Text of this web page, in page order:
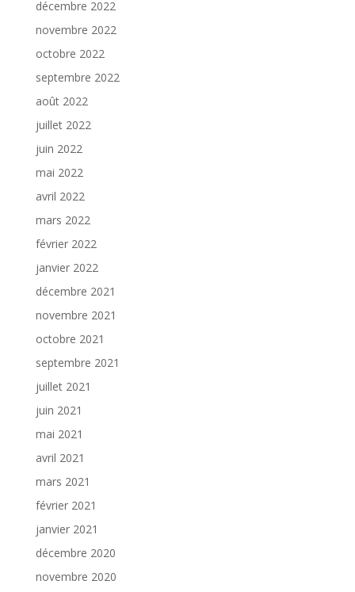
décembre 2022
novembre 2022
octobre 2022
septembre 2022
août 2022
juillet 2022
juin 2022
mai 2022
avril 2022
mars 2022
février 2022
janvier 2022
décembre 2021
novembre 2021
octobre 2021
septembre 2021
juillet 2021
juin 2021
mai 2021
avril 2021
mars 2021
février 2021
janvier 2021
décembre 2020
novembre 2020